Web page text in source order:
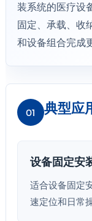
装系统的医疗设
固定、承载、收
和设备组合完成
01 典型应
设备固定安
适合设备固定
速定位和日常